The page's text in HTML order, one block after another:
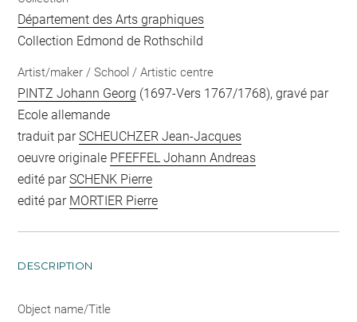
Département des Arts graphiques
Collection Edmond de Rothschild
Artist/maker / School / Artistic centre
PINTZ Johann Georg (1697-Vers 1767/1768), gravé par
Ecole allemande
traduit parSCHEUCHZER Jean-Jacques
oeuvre originale PFEFFEL Johann Andreas
edité parSCHENK Pierre
edité par MORTIER Pierre
DESCRIPTION
Object name/Title